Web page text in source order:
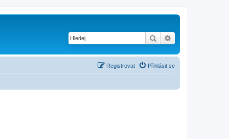
Hledat
Přihlásit se
Registrovat